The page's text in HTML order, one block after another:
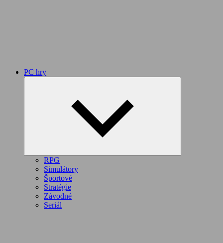
PC hry
RPG
Simulátory
Športové
Stratégie
Závodné
Seriál